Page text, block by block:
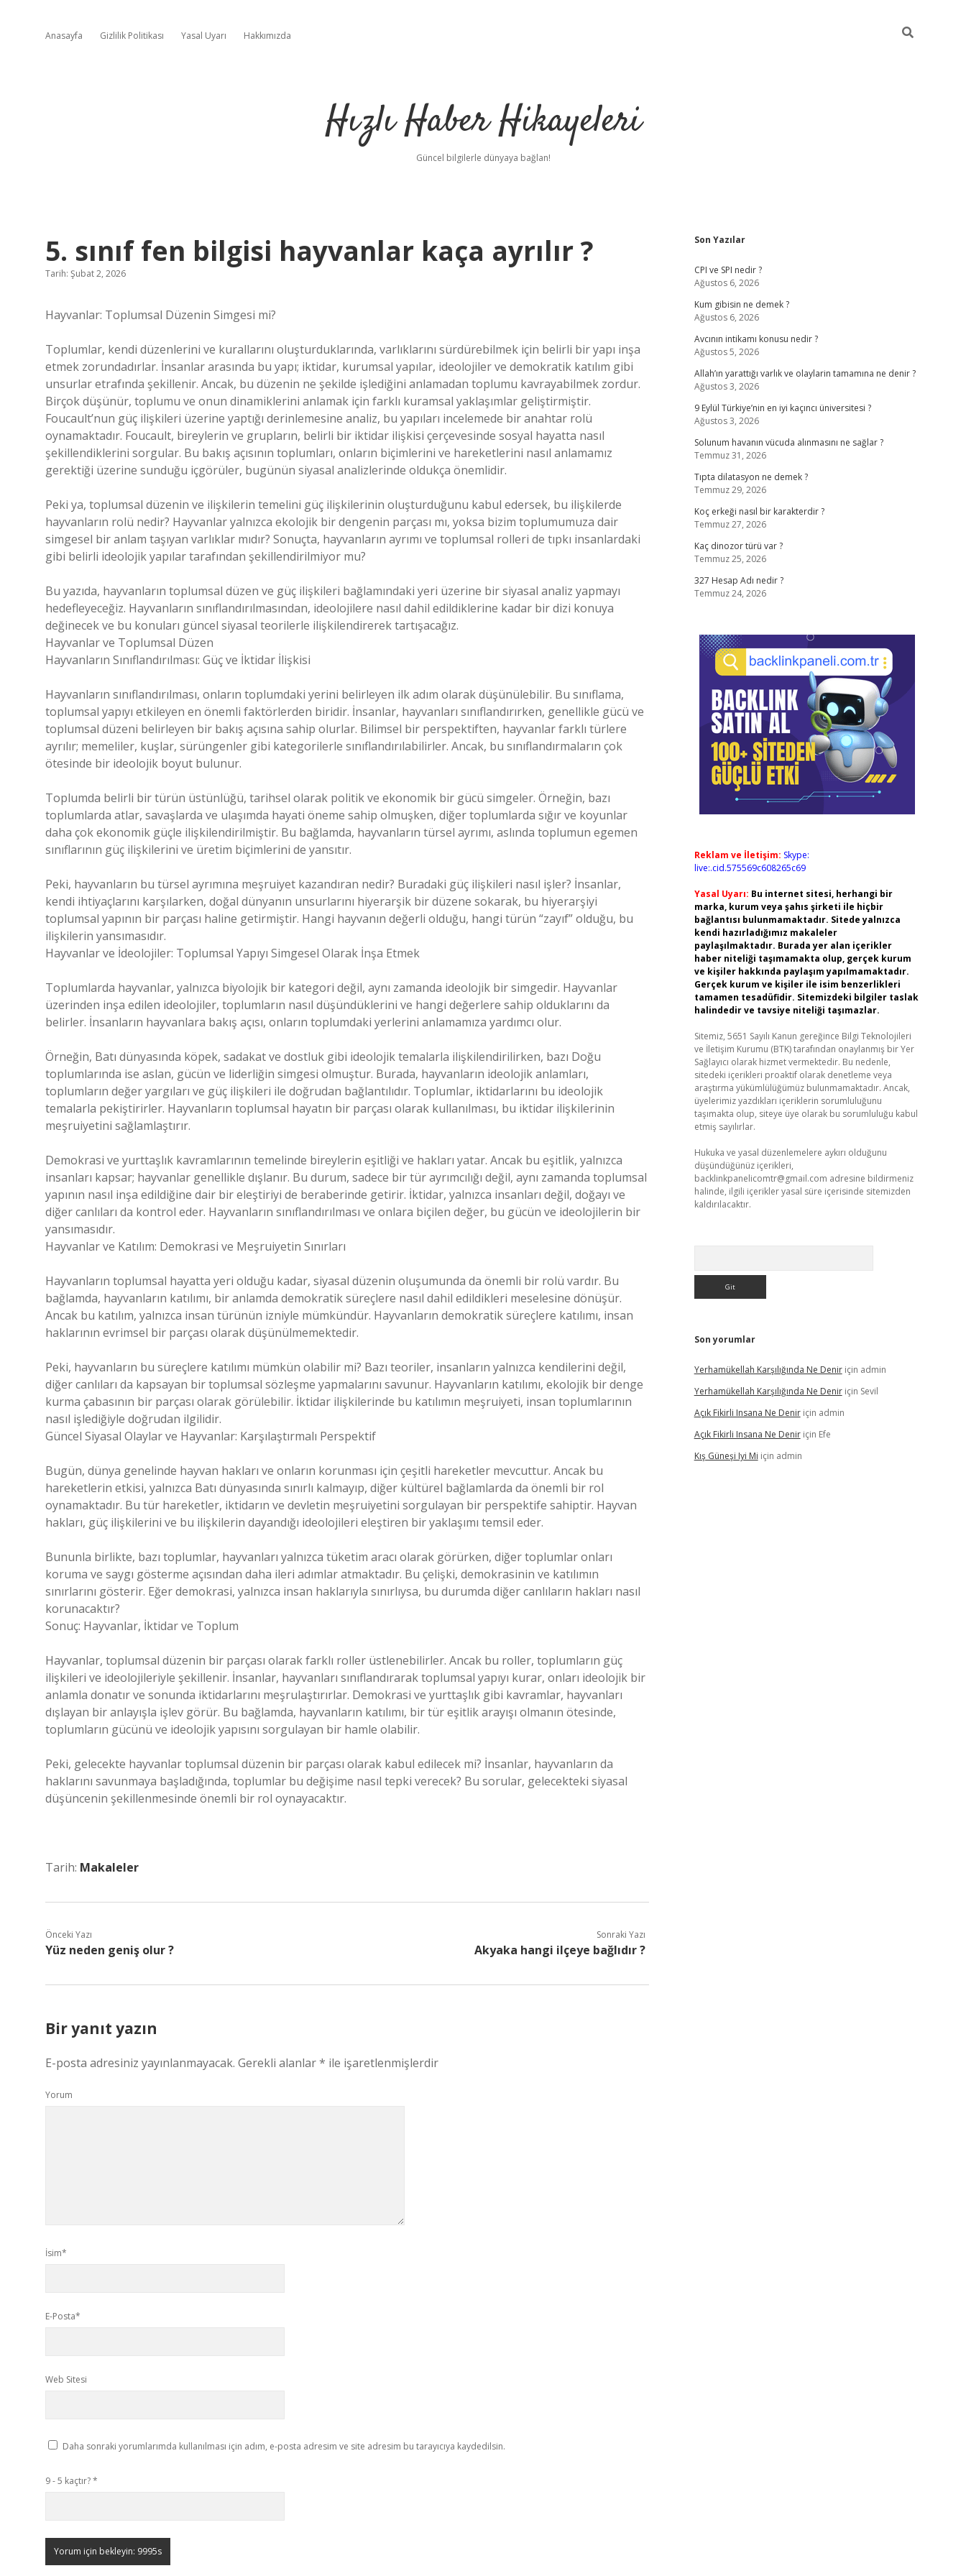
Anasayfa Gizlilik Politikası Yasal Uyarı Hakkımızda
Hızlı Haber Hikayeleri
Güncel bilgilerle dünyaya bağlan!
5. sınıf fen bilgisi hayvanlar kaça ayrılır ?
Tarih: Şubat 2, 2026
Hayvanlar: Toplumsal Düzenin Simgesi mi?
Toplumlar, kendi düzenlerini ve kurallarını oluşturduklarında, varlıklarını sürdürebilmek için belirli bir yapı inşa
etmek zorundadırlar. İnsanlar arasında bu yapı; iktidar, kurumsal yapılar, ideolojiler ve demokratik katılım gibi
unsurlar etrafında şekillenir. Ancak, bu düzenin ne şekilde işlediğini anlamadan toplumu kavrayabilmek zordur.
Birçok düşünür, toplumu ve onun dinamiklerini anlamak için farklı kuramsal yaklaşımlar geliştirmiştir.
Foucault’nun güç ilişkileri üzerine yaptığı derinlemesine analiz, bu yapıları incelemede bir anahtar rolü
oynamaktadır. Foucault, bireylerin ve grupların, belirli bir iktidar ilişkisi çerçevesinde sosyal hayatta nasıl
şekillendiklerini sorgular. Bu bakış açısının toplumları, onların biçimlerini ve hareketlerini nasıl anlamamız
gerektiği üzerine sunduğu içgörüler, bugünün siyasal analizlerinde oldukça önemlidir.
Peki ya, toplumsal düzenin ve ilişkilerin temelini güç ilişkilerinin oluşturduğunu kabul edersek, bu ilişkilerde
hayvanların rolü nedir? Hayvanlar yalnızca ekolojik bir dengenin parçası mı, yoksa bizim toplumumuza dair
simgesel bir anlam taşıyan varlıklar mıdır? Sonuçta, hayvanların ayrımı ve toplumsal rolleri de tıpkı insanlardaki
gibi belirli ideolojik yapılar tarafından şekillendirilmiyor mu?
Bu yazıda, hayvanların toplumsal düzen ve güç ilişkileri bağlamındaki yeri üzerine bir siyasal analiz yapmayı
hedefleyeceğiz. Hayvanların sınıflandırılmasından, ideolojilere nasıl dahil edildiklerine kadar bir dizi konuya
değinecek ve bu konuları güncel siyasal teorilerle ilişkilendirerek tartışacağız.
Hayvanlar ve Toplumsal Düzen
Hayvanların Sınıflandırılması: Güç ve İktidar İlişkisi
Hayvanların sınıflandırılması, onların toplumdaki yerini belirleyen ilk adım olarak düşünülebilir. Bu sınıflama,
toplumsal yapıyı etkileyen en önemli faktörlerden biridir. İnsanlar, hayvanları sınıflandırırken, genellikle gücü ve
toplumsal düzeni belirleyen bir bakış açısına sahip olurlar. Bilimsel bir perspektiften, hayvanlar farklı türlere
ayrılır; memeliler, kuşlar, sürüngenler gibi kategorilerle sınıflandırılabilirler. Ancak, bu sınıflandırmaların çok
ötesinde bir ideolojik boyut bulunur.
Toplumda belirli bir türün üstünlüğü, tarihsel olarak politik ve ekonomik bir gücü simgeler. Örneğin, bazı
toplumlarda atlar, savaşlarda ve ulaşımda hayati öneme sahip olmuşken, diğer toplumlarda sığır ve koyunlar
daha çok ekonomik güçle ilişkilendirilmiştir. Bu bağlamda, hayvanların türsel ayrımı, aslında toplumun egemen
sınıflarının güç ilişkilerini ve üretim biçimlerini de yansıtır.
Peki, hayvanların bu türsel ayrımına meşruiyet kazandıran nedir? Buradaki güç ilişkileri nasıl işler? İnsanlar,
kendi ihtiyaçlarını karşılarken, doğal dünyanın unsurlarını hiyerarşik bir düzene sokarak, bu hiyerarşiyi
toplumsal yapının bir parçası haline getirmiştir. Hangi hayvanın değerli olduğu, hangi türün “zayıf” olduğu, bu
ilişkilerin yansımasıdır.
Hayvanlar ve İdeolojiler: Toplumsal Yapıyı Simgesel Olarak İnşa Etmek
Toplumlarda hayvanlar, yalnızca biyolojik bir kategori değil, aynı zamanda ideolojik bir simgedir. Hayvanlar
üzerinden inşa edilen ideolojiler, toplumların nasıl düşündüklerini ve hangi değerlere sahip olduklarını da
belirler. İnsanların hayvanlara bakış açısı, onların toplumdaki yerlerini anlamamıza yardımcı olur.
Örneğin, Batı dünyasında köpek, sadakat ve dostluk gibi ideolojik temalarla ilişkilendirilirken, bazı Doğu
toplumlarında ise aslan, gücün ve liderliğin simgesi olmuştur. Burada, hayvanların ideolojik anlamları,
toplumların değer yargıları ve güç ilişkileri ile doğrudan bağlantılıdır. Toplumlar, iktidarlarını bu ideolojik
temalarla pekiştirirler. Hayvanların toplumsal hayatın bir parçası olarak kullanılması, bu iktidar ilişkilerinin
meşruiyetini sağlamlaştırır.
Demokrasi ve yurttaşlık kavramlarının temelinde bireylerin eşitliği ve hakları yatar. Ancak bu eşitlik, yalnızca
insanları kapsar; hayvanlar genellikle dışlanır. Bu durum, sadece bir tür ayrımcılığı değil, aynı zamanda toplumsal
yapının nasıl inşa edildiğine dair bir eleştiriyi de beraberinde getirir. İktidar, yalnızca insanları değil, doğayı ve
diğer canlıları da kontrol eder. Hayvanların sınıflandırılması ve onlara biçilen değer, bu gücün ve ideolojilerin bir
yansımasıdır.
Hayvanlar ve Katılım: Demokrasi ve Meşruiyetin Sınırları
Hayvanların toplumsal hayatta yeri olduğu kadar, siyasal düzenin oluşumunda da önemli bir rolü vardır. Bu
bağlamda, hayvanların katılımı, bir anlamda demokratik süreçlere nasıl dahil edildikleri meselesine dönüşür.
Ancak bu katılım, yalnızca insan türünün izniyle mümkündür. Hayvanların demokratik süreçlere katılımı, insan
haklarının evrimsel bir parçası olarak düşünülmemektedir.
Peki, hayvanların bu süreçlere katılımı mümkün olabilir mi? Bazı teoriler, insanların yalnızca kendilerini değil,
diğer canlıları da kapsayan bir toplumsal sözleşme yapmalarını savunur. Hayvanların katılımı, ekolojik bir denge
kurma çabasının bir parçası olarak görülebilir. İktidar ilişkilerinde bu katılımın meşruiyeti, insan toplumlarının
nasıl işlediğiyle doğrudan ilgilidir.
Güncel Siyasal Olaylar ve Hayvanlar: Karşılaştırmalı Perspektif
Bugün, dünya genelinde hayvan hakları ve onların korunması için çeşitli hareketler mevcuttur. Ancak bu
hareketlerin etkisi, yalnızca Batı dünyasında sınırlı kalmayıp, diğer kültürel bağlamlarda da önemli bir rol
oynamaktadır. Bu tür hareketler, iktidarın ve devletin meşruiyetini sorgulayan bir perspektife sahiptir. Hayvan
hakları, güç ilişkilerini ve bu ilişkilerin dayandığı ideolojileri eleştiren bir yaklaşımı temsil eder.
Bununla birlikte, bazı toplumlar, hayvanları yalnızca tüketim aracı olarak görürken, diğer toplumlar onları
koruma ve saygı gösterme açısından daha ileri adımlar atmaktadır. Bu çelişki, demokrasinin ve katılımın
sınırlarını gösterir. Eğer demokrasi, yalnızca insan haklarıyla sınırlıysa, bu durumda diğer canlıların hakları nasıl
korunacaktır?
Sonuç: Hayvanlar, İktidar ve Toplum
Hayvanlar, toplumsal düzenin bir parçası olarak farklı roller üstlenebilirler. Ancak bu roller, toplumların güç
ilişkileri ve ideolojileriyle şekillenir. İnsanlar, hayvanları sınıflandırarak toplumsal yapıyı kurar, onları ideolojik bir
anlamla donatır ve sonunda iktidarlarını meşrulaştırırlar. Demokrasi ve yurttaşlık gibi kavramlar, hayvanları
dışlayan bir anlayışla işlev görür. Bu bağlamda, hayvanların katılımı, bir tür eşitlik arayışı olmanın ötesinde,
toplumların gücünü ve ideolojik yapısını sorgulayan bir hamle olabilir.
Peki, gelecekte hayvanlar toplumsal düzenin bir parçası olarak kabul edilecek mi? İnsanlar, hayvanların da
haklarını savunmaya başladığında, toplumlar bu değişime nasıl tepki verecek? Bu sorular, gelecekteki siyasal
düşüncenin şekillenmesinde önemli bir rol oynayacaktır.
Tarih: Makaleler
Önceki Yazı
Yüz neden geniş olur ?
Sonraki Yazı
Akyaka hangi ilçeye bağlıdır ?
Bir yanıt yazın
E-posta adresiniz yayınlanmayacak. Gerekli alanlar* ile işaretlenmişlerdir
Yorum
İsim*
E-Posta*
Web Sitesi
Daha sonraki yorumlarımda kullanılması için adım, e-posta adresim ve site adresim bu tarayıcıya kaydedilsin.
9 - 5 kaçtır?*
Sidebar
Son Yazılar
CPI ve SPI nedir ?
Ağustos 6, 2026
Kum gibisin ne demek ?
Ağustos 6, 2026
Avcının intikamı konusu nedir ?
Ağustos 5, 2026
Allah’ın yarattığı varlık ve olaylarin tamamına ne denir ?
Ağustos 3, 2026
9 Eylül Türkiye’nin en iyi kaçıncı üniversitesi ?
Ağustos 3, 2026
Solunum havanın vücuda alınmasını ne sağlar ?
Temmuz 31, 2026
Tıpta dilatasyon ne demek ?
Temmuz 29, 2026
Koç erkeği nasıl bir karakterdir ?
Temmuz 27, 2026
Kaç dinozor türü var ?
Temmuz 25, 2026
327 Hesap Adı nedir ?
Temmuz 24, 2026
Reklam ve İletişim: Skype:
live:.cid.575569c608265c69
Yasal Uyarı: Bu internet sitesi, herhangi bir
marka, kurum veya şahıs şirketi ile hiçbir
bağlantısı bulunmamaktadır. Sitede yalnızca
kendi hazırladığımız makaleler
paylaşılmaktadır. Burada yer alan içerikler
haber niteliği taşımamakta olup, gerçek kurum
ve kişiler hakkında paylaşım yapılmamaktadır.
Gerçek kurum ve kişiler ile isim benzerlikleri
tamamen tesadüfidir. Sitemizdeki bilgiler taslak
halindedir ve tavsiye niteliği taşımazlar.
Sitemiz, 5651 Sayılı Kanun gereğince Bilgi Teknolojileri
ve İletişim Kurumu (BTK) tarafından onaylanmış bir Yer
Sağlayıcı olarak hizmet vermektedir. Bu nedenle,
sitedeki içerikleri proaktif olarak denetleme veya
araştırma yükümlülüğümüz bulunmamaktadır. Ancak,
üyelerimiz yazdıkları içeriklerin sorumluluğunu
taşımakta olup, siteye üye olarak bu sorumluluğu kabul
etmiş sayılırlar.
Hukuka ve yasal düzenlemelere aykırı olduğunu
düşündüğünüz içerikleri,
backlinkpanelicomtr@gmail.com adresine bildirmeniz
halinde, ilgili içerikler yasal süre içerisinde sitemizden
kaldırılacaktır.
Son yorumlar
Yerhamükellah Karşılığında Ne Deniriçin admin
Yerhamükellah Karşılığında Ne Deniriçin Sevil
Açık Fikirli Insana Ne Deniriçin admin
Açık Fikirli Insana Ne Deniriçin Efe
Kış Güneşi Iyi Mi için admin